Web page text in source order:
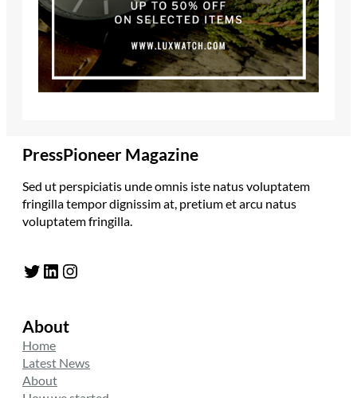
PressPioneer Magazine
Sed ut perspiciatis unde omnis iste natus voluptatem
fringilla tempor dignissim at, pretium et arcu natus
voluptatem fringilla.
Twitter LinkedIn Instagram
About
Home
Latest News
About